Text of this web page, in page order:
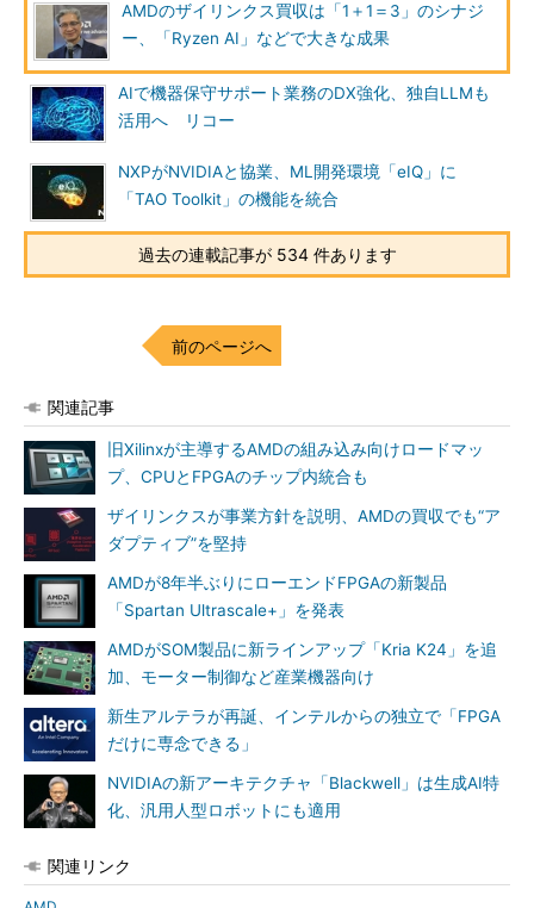
AMDのザイリンクス買収は「1＋1＝3」のシナジ
ー、「Ryzen AI」などで大きな成果
AIで機器保守サポート業務のDX強化、独自LLMも
活用へ リコー
NXPがNVIDIAと協業、ML開発環境「eIQ」に
「TAO Toolkit」の機能を統合
過去の連載記事が 534 件あります
前のページへ
関連記事
旧Xilinxが主導するAMDの組み込み向けロードマッ
プ、CPUとFPGAのチップ内統合も
ザイリンクスが事業方針を説明、AMDの買収でも“ア
ダプティブ”を堅持
AMDが8年半ぶりにローエンドFPGAの新製品
「Spartan Ultrascale+」を発表
AMDがSOM製品に新ラインアップ「Kria K24」を追
加、モーター制御など産業機器向け
新生アルテラが再誕、インテルからの独立で「FPGA
だけに専念できる」
NVIDIAの新アーキテクチャ「Blackwell」は生成AI特
化、汎用人型ロボットにも適用
関連リンク